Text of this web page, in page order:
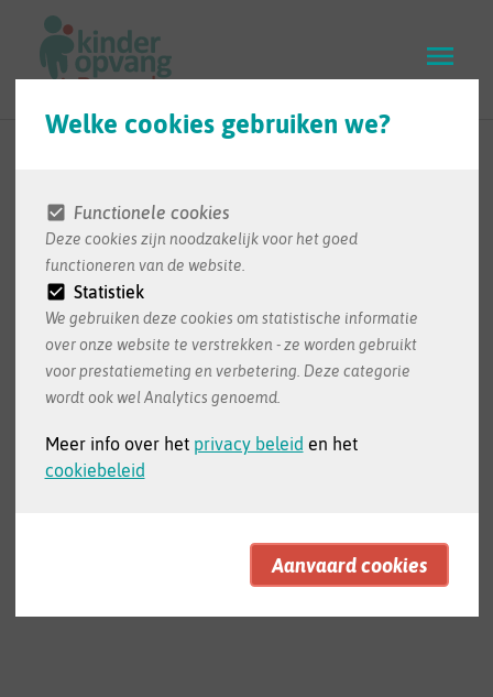
Welke cookies gebruiken we?
Functionele cookies
Deze cookies zijn noodzakelijk voor het goed
functioneren van de website.
Statistiek
We gebruiken deze cookies om statistische informatie
over onze website te verstrekken - ze worden gebruikt
voor prestatiemeting en verbetering. Deze categorie
wordt ook wel Analytics genoemd.
Meer info over het privacy beleid en het
cookiebeleid
loket kinderopvang
bezoekt de
Dossinkazerne
tijdens de teamdag
Het loket Kinderopvang bracht tijdens de
teamdag een bezoek aan de Kazerne Dossin in
naam in van iemand die tijdens de Tweede
Wereldoorlog vanuit de kazerne werd